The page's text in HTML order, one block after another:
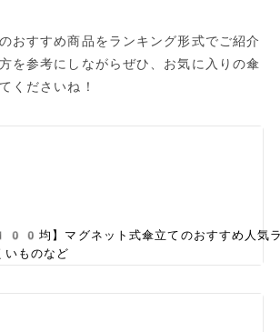
おすすめ商品をランキング形式でご紹介
を参考にしながらぜひ、お気に入りの傘
くださいね！
100均】マグネット式傘立てのおすすめ人
いものなど